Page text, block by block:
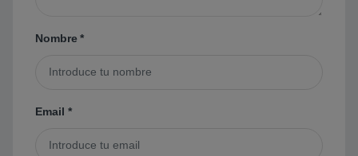
Nombre*
Email *